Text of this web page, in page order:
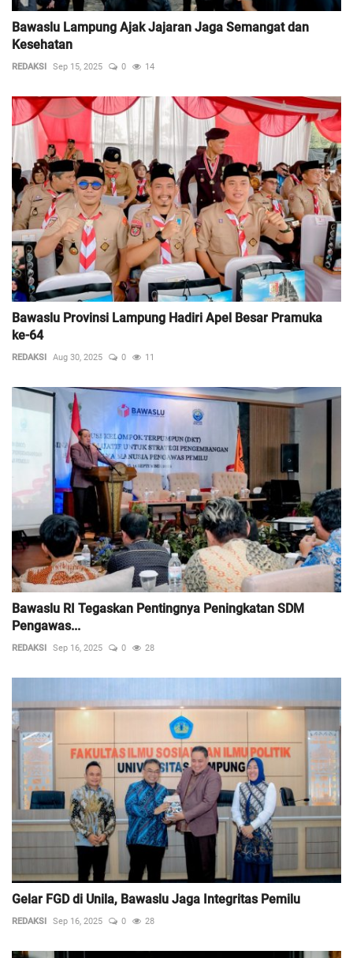
Bawaslu Lampung Ajak Jajaran Jaga Semangat dan
Kesehatan
REDAKSI Sep 15, 2025 0 14
Bawaslu Provinsi Lampung Hadiri Apel Besar Pramuka
ke-64
REDAKSI Aug 30, 2025 0 11
Bawaslu RI Tegaskan Pentingnya Peningkatan SDM
Pengawas...
REDAKSI Sep 16, 2025 0 28
Gelar FGD di Unila, Bawaslu Jaga Integritas Pemilu
REDAKSI Sep 16, 2025 0 28